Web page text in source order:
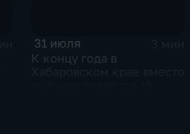
31 июля
К концу года в